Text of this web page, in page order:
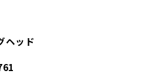
ヘッド